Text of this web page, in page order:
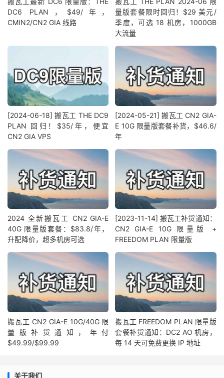
DC6 PLAN，$49/年，
CMIN2/CN2 GIA 线路
量版套餐限时回归！$29 美元/
季度，可选 18 机房，1000GB
大流量
[2024-06-18] 搬瓦工 THE DC9
PLAN 回归！$35/年，便宜
CN2 GIA VPS
[2024-05-21] 搬瓦工 CN2 GIA-
E 10G 限量版套餐补货，$46.6/
年
2024 全新搬瓦工 CN2 GIA-E
40G 限量版套餐：$83.8/年，
升配降价，超多机房可选
[2023-11-14] 搬瓦工补货通知：
CN2 GIA-E 10G 限量版 +
FREEDOM PLAN 限量版
搬瓦工 CN2 GIA-E 10G/40G 限
量版补货通知，年付
$49.99/$99.99
搬瓦工 FREEDOM PLAN 限量版
套餐补货通知：DC2 AO 机房，
每 14 天可免费更换 IP 地址
关于我们